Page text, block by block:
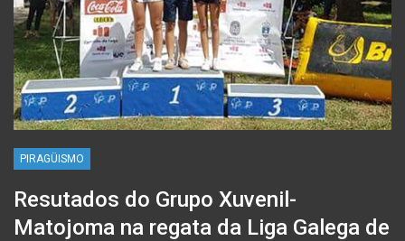
PIRAGÜISMO
Resutados do Grupo Xuvenil-
Matojoma na regata da Liga Galega de